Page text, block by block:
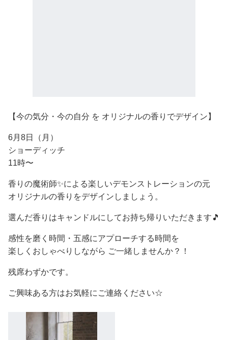
【今の気分・今の自分 を オリジナルの香りでデザイン】
6月8日（月）
ショーディッチ
11時〜
香りの魔術師✨による楽しいデモンストレーションの元
オリジナルの香りをデザインしましょう。
選んだ香りはキャンドルにしてお持ち帰りいただきます🎵
感性を磨く時間・五感にアプローチする時間を
楽しくおしゃべりしながら ご一緒しませんか？！
残席わずかです。
ご興味ある方はお気軽にご連絡ください☆